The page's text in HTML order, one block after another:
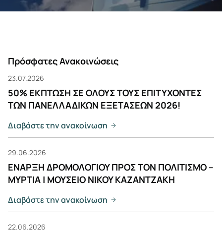
Πρόσφατες Ανακοινώσεις
23.07.2026
50% ΕΚΠΤΩΣΗ ΣΕ ΟΛΟΥΣ ΤΟΥΣ ΕΠΙΤΥΧΟΝΤΕΣ
ΤΩΝ ΠΑΝΕΛΛΑΔΙΚΩΝ ΕΞΕΤΑΣΕΩΝ 2026!
Διαβάστε την ανακοίνωση
29.06.2026
ΕΝΑΡΞΗ ΔΡΟΜΟΛΟΓΙΟΥ ΠΡΟΣ ΤΟΝ ΠΟΛΙΤΙΣΜΟ –
ΜΥΡΤΙΑ | ΜΟΥΣΕΙΟ ΝΙΚΟΥ ΚΑΖΑΝΤΖΑΚΗ
Διαβάστε την ανακοίνωση
22.06.2026